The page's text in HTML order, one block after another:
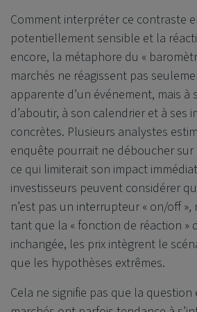
Comment interpréter ce contraste
potentiellement sensible et la
encore, la métaphore du «
marchés ne réagissent pas
apparente d’un événement, mais à
d’aboutir, à son calendrier et à ses
concrètes. Plusieurs analystes
enquête pourrait ne déboucher
ce qui limiterait son impact
investisseurs peuvent considérer
n’est pas un interrupteur « on/off
tant que la « fonction de réaction »
inchangée, les prix intègrent le
que les hypothèses extrêmes.
Cela ne signifie pas que la